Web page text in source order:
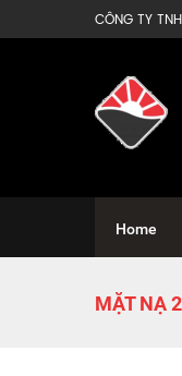
CÔNG TY
Home
MẶT NẠ